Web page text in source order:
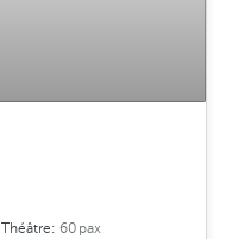
Théâtre:60pax